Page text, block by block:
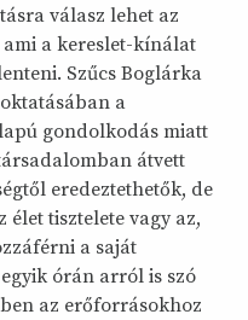
válasz lehet az
a kereslet-kínálat
Szűcs Boglárka
a
gondolkodás miatt
átvett
eredeztethetők, de
tisztelete vagy az,
a saját
órán arról is szó
az erőforrásokhoz